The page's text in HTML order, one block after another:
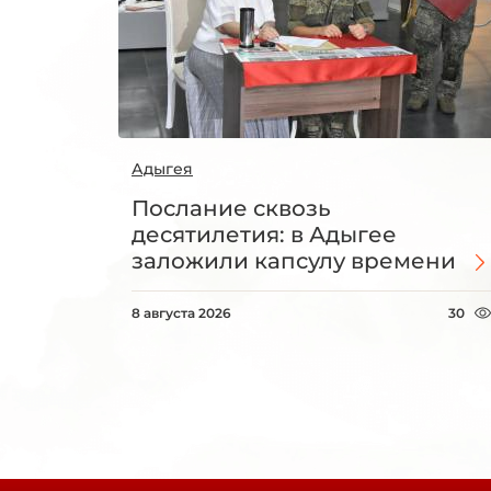
Адыгея
Послание сквозь
десятилетия: в Адыгее
заложили капсулу времени
8 августа 2026 30